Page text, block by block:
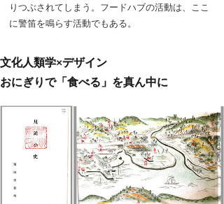
りつぶされてしまう。フードハブの活動は、ここ
に警笛を鳴らす活動でもある。
文化人類学×デザイン
おにぎりで「食べる」を真ん中に